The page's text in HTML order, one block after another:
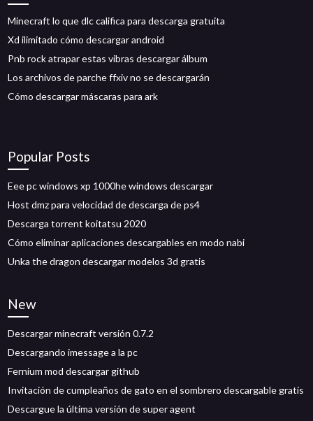
Minecraft lo que dlc califica para descarga gratuita
Xd ilimitado cómo descargar android
Pnb rock atrapar estas vibras descargar álbum
Los archivos de parche ffxiv no se descargarán
Cómo descargar máscaras para ark
Popular Posts
Eee pc windows xp 1000he windows descargar
Host dmz para velocidad de descarga de ps4
Descarga torrent koitatsu 2020
Cómo eliminar aplicaciones descargables en modo nabi
Unka the dragon descargar modelos 3d gratis
New
Descargar minecraft versión 0.7.2
Descargando imessage a la pc
Fernium mod descargar github
Invitación de cumpleaños de gato en el sombrero descargable gratis
Descargue la última versión de super agent